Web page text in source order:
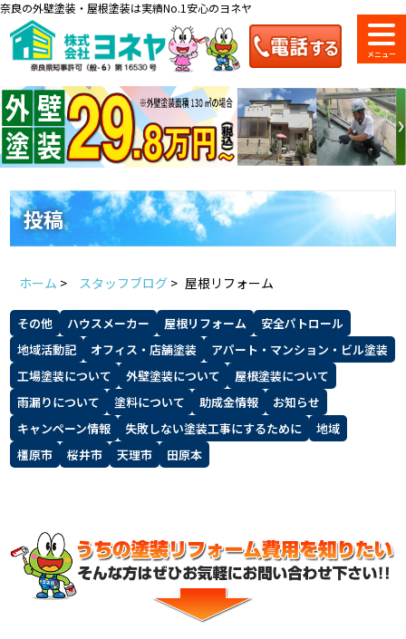
奈良の外壁塗装・屋根塗装は実績No.1安心のヨネヤ
料金一覧 会社案内 ショールーム
のご紹介
お問い合わせ
地域の事例がいっぱい
ヨネヤの施工実績
Home お客様の声
スタッフ紹介
雨漏りについて 雨漏りの施工実績
ヨネヤがお客様から選ばれる10の
理由
リフォームローン
投稿
ホーム > スタッフブログ > 屋根リフォーム
その他 ハウスメーカー 屋根リフォーム
安全パトロール
地域活動記
オフィス・店舗塗装
アパート・マンション・ビル塗装
工場塗装について
外壁塗装について
屋根塗装について
雨漏りについて
塗料について 助成金情報
お知らせ
キャンペーン情報
失敗しない塗装工事にするために
地域
橿原市
桜井市 天理市 田原本